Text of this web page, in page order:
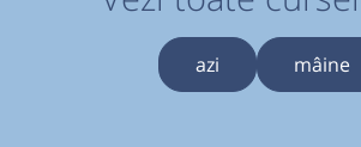
azi mâine